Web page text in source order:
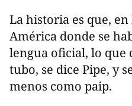
La historia es que, en
América donde se
lengua oficial, lo que
tubo, se dice Pipe, y
menos como paip.